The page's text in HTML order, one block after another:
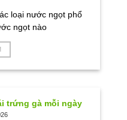
loại nước ngọt phổ
ngọt nào
trứng gà mỗi ngày